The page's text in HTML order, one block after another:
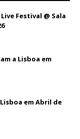
Festival @ Sala
a Lisboa em
em Abril de